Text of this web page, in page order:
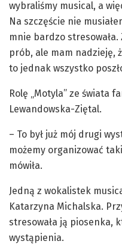
wybraliśmy musical, a
Na szczęście nie
mnie bardzo
prób, ale mam nadzieję,
to jednak wszystko
Rolę „Motyla” ze świata
Lewandowska-Ziętal.
– To był już mój drugi
możemy organizować
mówiła.
Jedną z wokalistek
Katarzyna Michalska.
stresowała ją piosenka,
wystąpienia.